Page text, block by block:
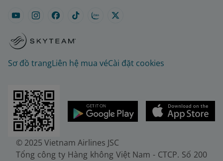
Sơ đồ trangLiên hệ mua véCài đặt cookies
© 2025 Vietnam Airlines JSC
Tổng công ty Hàng không Việt Nam - CTCP. Số 200